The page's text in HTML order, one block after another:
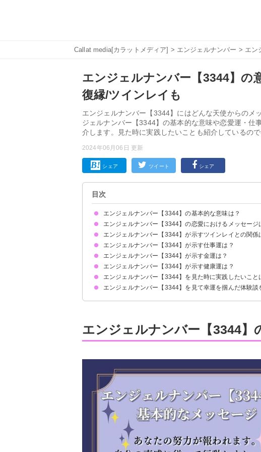
Callat media[カラットメディア] > エンジェルナンバー > エン
エンジェルナンバー【3344】の
復縁/ツインレイも
エンジェルナンバー【3344】にはどんな天使からのメ
ジェルナンバー【3344】の基本的な意味や恋愛運・仕
介します。見た時に実践したいことも紹介しているので
2024年06月06日 更新
シェア ツイート シェア
目次
エンジェルナンバー【3344】の基本的な意味は？
天使からの無償の愛を受け取ってください
目標に向かって前に進みましょう
エンジェルナンバー【3344】の恋愛におけるメッセージ
片思いしている時
復縁したい時
恋人との関係について
エンジェルナンバー【3344】が示すツインレイとの関係
自分の魂の成長も忘れないようにしましょう
サイレント期間の場合
エンジェルナンバー【3344】が示す仕事運は？
エンジェルナンバー【3344】が示す金運は？
エンジェルナンバー【3344】が示す健康運は？
エンジェルナンバー【3344】を見た時に実践したいこと
自己嫌悪の心は捨てる
自分へのご褒美を買う
何もせずゆっくりする時間を設ける
エンジェルナンバー【3344】を見て幸運を掴んだ体験談
エンジェルナンバー【3344】